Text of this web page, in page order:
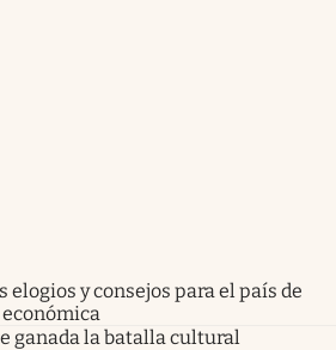
elogios y consejos para el país de
ganada la batalla cultural